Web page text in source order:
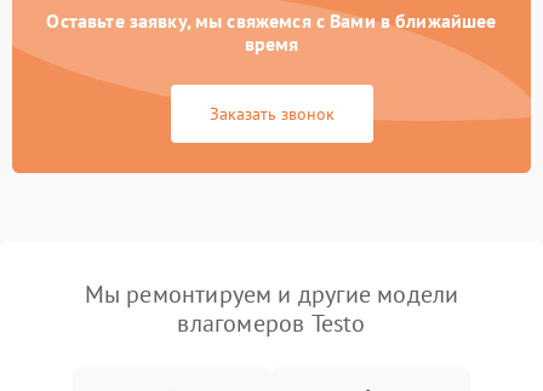
Оставьте заявку, мы свяжемся с Вами в ближайшее
время
Заказать звонок
Мы ремонтируем и другие модели
влагомеров Testo